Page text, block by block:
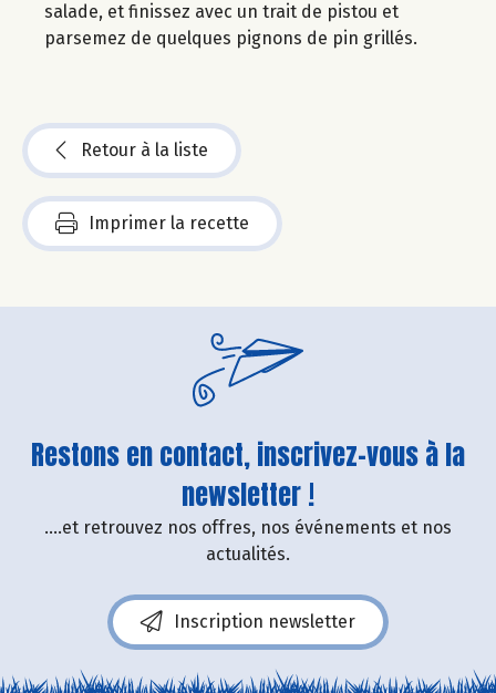
salade, et finissez avec un trait de pistou et
parsemez de quelques pignons de pin grillés.
Retour à la liste
Imprimer la recette
Restons en contact, inscrivez-vous à la
newsletter !
....et retrouvez nos offres, nos événements et nos
actualités.
Inscription newsletter